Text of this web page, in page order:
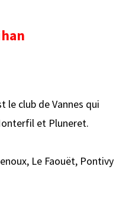
le club de Vannes qui
et Pluneret.
Le Faouët, Pontivy